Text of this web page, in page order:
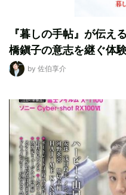
『暮しの手帖』が伝え
橋鎭子の意志を継ぐ体
by 佐伯享介